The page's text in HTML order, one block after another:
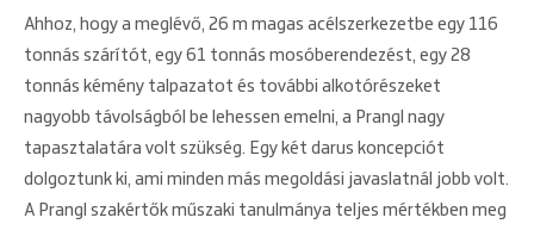
Ahhoz, hogy a meglévő, 26 m magas acélszerkezetbe egy 116
tonnás szárítót, egy 61 tonnás mosóberendezést, egy 28
tonnás kémény talpazatot és további alkotórészeket
nagyobb távolságból be lehessen emelni, a Prangl nagy
tapasztalatára volt szükség. Egy két darus koncepciót
dolgoztunk ki, ami minden más megoldási javaslatnál jobb volt.
A Prangl szakértők műszaki tanulmánya teljes mértékben meg